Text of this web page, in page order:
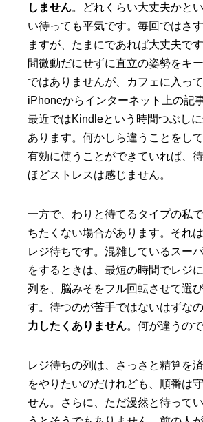
しません。どれくらい大丈夫かと
い待っても平気です。毎回ではさ
ますが、たまにであれば大丈夫で
間微動だにせずに直立の姿勢をキ
ではありませんが、カフェに入っ
iPhoneからインターネット上の記
最近ではKindleという時間つぶし
あります。何かしら違うことをし
有効に使うことができていれば、
ほどストレスは感じません。
一方で、わりと待てるタイプの私
ちたくない場合があります。それ
レジ待ちです。混雑しているスー
をするときは、最短の時間でレジ
列を、脳みそをフル回転させて選
す。待つのが苦手ではないはずな
力したくありません。何が違うの
レジ待ちの列は、さっさと精算を
をやりたいのだけれども、順番は
せん。さらに、ただ漫然と待って